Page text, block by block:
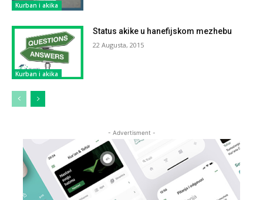
Kurban i akika
Kurban i akika
Status akike u hanefijskom mezhebu
22 Augusta, 2015
- Advertisment -